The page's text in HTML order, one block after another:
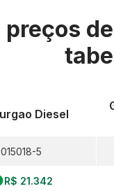
preços
Diesel
015018-5
R$ 21.342